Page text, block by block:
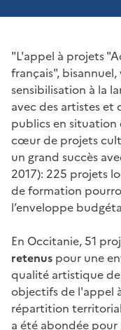
"L'appel à projets
français",
sensibilisation à la
avec des artistes
publics en
cœur de projets
un grand succès
2017): 225 projets
de formation
l’enveloppe
En Occitanie, 51
retenus pour une
qualité artistique
objectifs de l'appel
répartition
a été abondée